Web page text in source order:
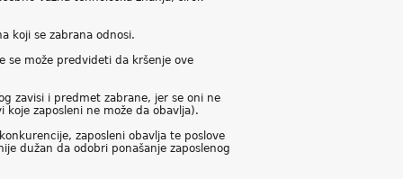
koji se zabrana odnosi.
se može predvideti da kršenje ove
zavisi i predmet zabrane, jer se oni ne
zaposleni ne može da obavlja).
zaposleni obavlja te poslove
dužan da odobri ponašanje zaposlenog